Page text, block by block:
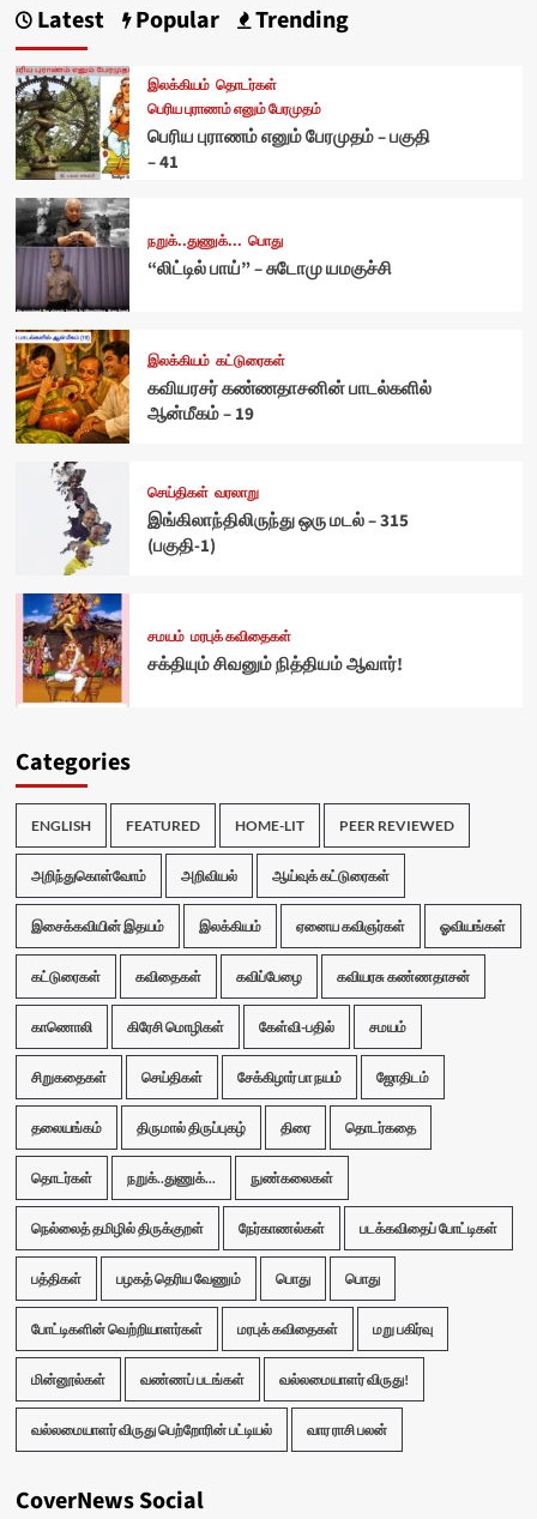
Latest Popular Trending
இலக்கியம் தொடர்கள்
பெரிய புராணம் எனும் பேரமுதம்
பெரிய புராணம் எனும் பேரமுதம் – பகுதி
– 41
நறுக்..துணுக்... பொது
“லிட்டில் பாய்” – சுடோமு யமகுச்சி
இலக்கியம் கட்டுரைகள்
கவியரசர் கண்ணதாசனின் பாடல்களில்
ஆன்மீகம் – 19
செய்திகள் வரலாறு
இங்கிலாந்திலிருந்து ஒரு மடல் – 315
(பகுதி-1)
சமயம் மரபுக் கவிதைகள்
சக்தியும் சிவனும் நித்தியம் ஆவார்!
Categories
ENGLISH FEATURED HOME-LIT PEER REVIEWED
அறிந்துகொள்வோம் அறிவியல் ஆய்வுக் கட்டுரைகள்
இசைக்கவியின் இதயம் இலக்கியம் ஏனைய கவிஞர்கள் ஓவியங்கள்
கட்டுரைகள் கவிதைகள் கவிப்பேழை கவியரசு கண்ணதாசன்
காணொலி கிரேசி மொழிகள் கேள்வி-பதில் சமயம்
சிறுகதைகள் செய்திகள் சேக்கிழார் பா நயம் ஜோதிடம்
தலையங்கம் திருமால் திருப்புகழ் திரை தொடர்கதை
தொடர்கள் நறுக்..துணுக்... நுண்கலைகள்
நெல்லைத் தமிழில் திருக்குறள் நேர்காணல்கள் படக்கவிதைப் போட்டிகள்
பத்திகள் பழகத் தெரிய வேணும் பொது பொது
போட்டிகளின் வெற்றியாளர்கள் மரபுக் கவிதைகள் மறு பகிர்வு
மின்னூல்கள் வண்ணப் படங்கள் வல்லமையாளர் விருது!
வல்லமையாளர் விருது பெற்றோரின் பட்டியல் வார ராசி பலன்
CoverNews Social